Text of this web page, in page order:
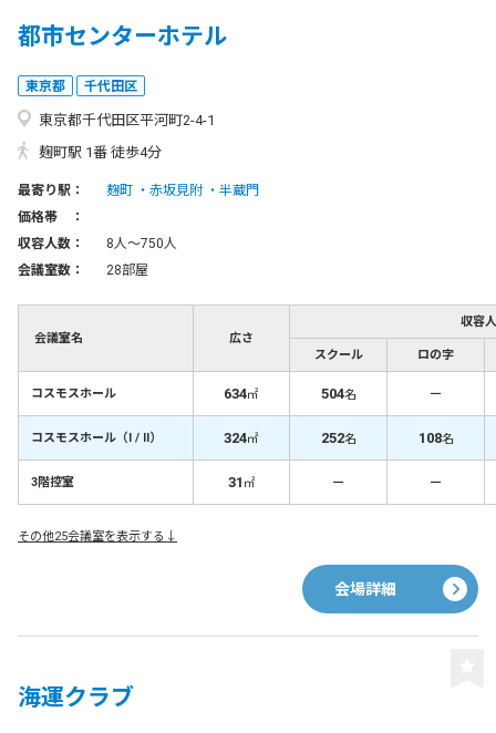
都市センターホテル
東京都 千代田区
東京都千代田区平河町2-4-1
麹町駅 1番 徒歩4分
最寄り駅： 麹町 赤坂見附
半蔵門
価格帯 ：
収容人数：
8人〜750人
会議室数：
28部屋
会議室名 広さ
収容
スクール ロの字
コスモスホール 634㎡ 504名 －
コスモスホール（Ⅰ / Ⅱ） 324㎡ 252名 108名
3階控室 31 ㎡ － －
その他25会議室を表示する↓
会場詳細
海運クラブ